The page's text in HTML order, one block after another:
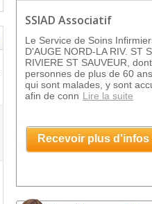
SSIAD Associatif
Le Service de Soins
D'AUGE NORD-LA RIV. ST
RIVIERE ST SAUVEUR,
personnes de plus de 60
qui sont malades, y sont
afin de conn Lire la suite
Recevoir plus d'infos